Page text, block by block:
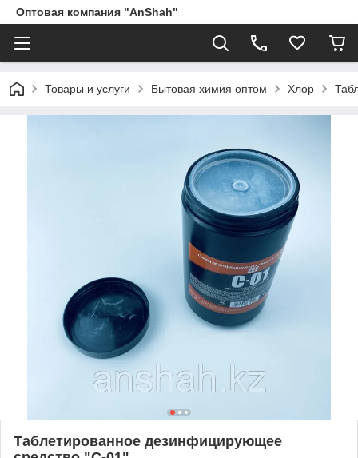
Оптовая компания "AnShah"
Товары и услуги Бытовая химия оптом Хлор
Таблетированное дезинфицирующее